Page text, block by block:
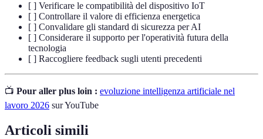
[ ] Verificare le compatibilità del dispositivo IoT
[ ] Controllare il valore di efficienza energetica
[ ] Convalidare gli standard di sicurezza per AI
[ ] Considerare il supporto per l'operatività futura della
tecnologia
[ ] Raccogliere feedback sugli utenti precedenti
📺 Pour aller plus loin : evoluzione intelligenza artificiale nel
lavoro 2026 sur YouTube
Articoli simili